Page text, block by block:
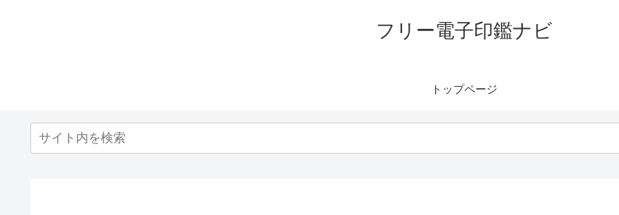
フリー電子印鑑ナビ
トップページ